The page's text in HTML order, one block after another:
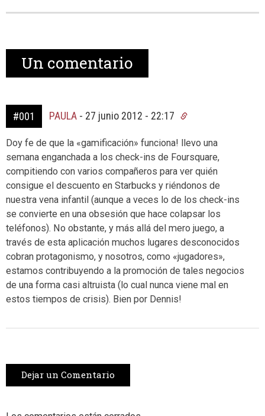
Un comentario
#001 PAULA - 27 junio 2012 - 22:17
Doy fe de que la «gamificación» funciona! llevo una
semana enganchada a los check-ins de Foursquare,
compitiendo con varios compañeros para ver quién
consigue el descuento en Starbucks y riéndonos de
nuestra vena infantil (aunque a veces lo de los check-ins
se convierte en una obsesión que hace colapsar los
teléfonos). No obstante, y más allá del mero juego, a
través de esta aplicación muchos lugares desconocidos
cobran protagonismo, y nosotros, como «jugadores»,
estamos contribuyendo a la promoción de tales negocios
de una forma casi altruista (lo cual nunca viene mal en
estos tiempos de crisis). Bien por Dennis!
Dejar un Comentario